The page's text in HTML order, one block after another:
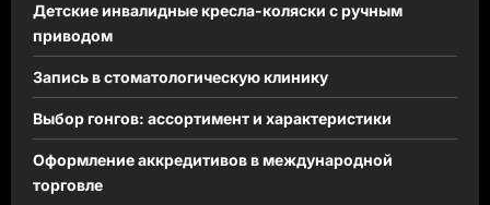
Детские инвалидные кресла-коляски с ручным
приводом
Запись в стоматологическую клинику
Выбор гонгов: ассортимент и характеристики
Оформление аккредитивов в международной
торговле